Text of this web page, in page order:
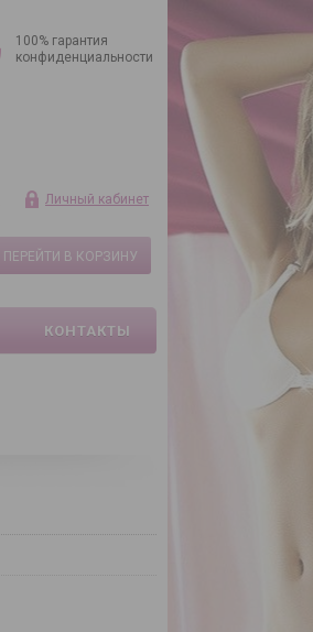
100% гарантия
конфиденциальности
Личный кабинет
ПЕРЕЙТИ В КОРЗИНУ
КОНТАКТЫ